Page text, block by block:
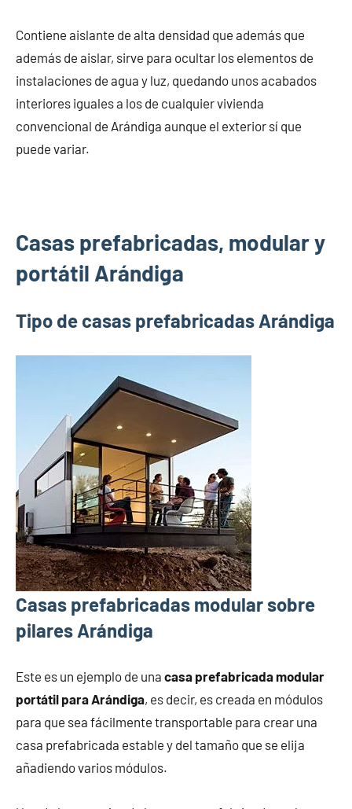
Contiene aislante de alta densidad que además que
además de aislar, sirve para ocultar los elementos de
instalaciones de agua y luz, quedando unos acabados
interiores iguales a los de cualquier vivienda
convencional de Arándiga aunque el exterior sí que
puede variar.
Casas prefabricadas, modular y
portátil Arándiga
Tipo de casas prefabricadas Arándiga
Casas prefabricadas modular sobre
pilares Arándiga
Este es un ejemplo de una casa prefabricada modular
portátil para Arándiga, es decir, es creada en módulos
para que sea fácilmente transportable para crear una
casa prefabricada estable y del tamaño que se elija
añadiendo varios módulos.